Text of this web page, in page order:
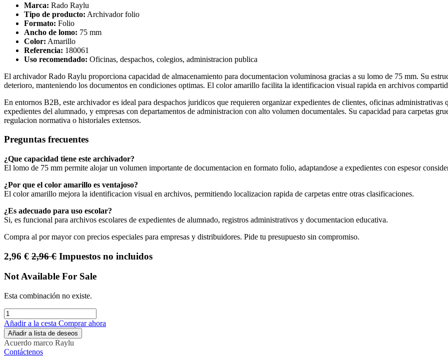
Marca: Rado Raylu
Tipo de producto: Archivador folio
Formato: Folio
Ancho de lomo: 75 mm
Color: Amarillo
Referencia: 180061
Uso recomendado: Oficinas, despachos, colegios, administracion publica
El archivador Rado Raylu proporciona capacidad de almacenamiento para documentacion voluminosa gracias a su lomo de 75 mm. Su
deterioro, manteniendo los documentos en condiciones optimas. El color amarillo facilita la identificacion visual rapida en archivos
En entornos B2B, este archivador es ideal para despachos juridicos que requieren organizar expedientes de clientes, oficinas
expedientes del alumnado, y empresas con departamentos de administracion con alto volumen documentales. Su capacidad para carpetas
regulacion normativa o historiales extensos.
Preguntas frecuentes
¿Que capacidad tiene este archivador?
El lomo de 75 mm permite alojar un volumen importante de documentacion en formato folio, adaptandose a expedientes con espesor
¿Por que el color amarillo es ventajoso?
El color amarillo mejora la identificacion visual en archivos, permitiendo localizacion rapida de carpetas entre otras clasificaciones.
¿Es adecuado para uso escolar?
Si, es funcional para archivos escolares de expedientes de alumnado, registros administrativos y documentacion educativa.
Compra al por mayor con precios especiales para empresas y distribuidores. Pide tu presupuesto sin compromiso.
2,96 € 2,96€ Impuestos no incluidos
Not Available For Sale
Esta combinación no existe.
Añadir a la cesta Comprar ahora
Añadir a lista de deseos
Acuerdo marco Raylu
Contáctenos